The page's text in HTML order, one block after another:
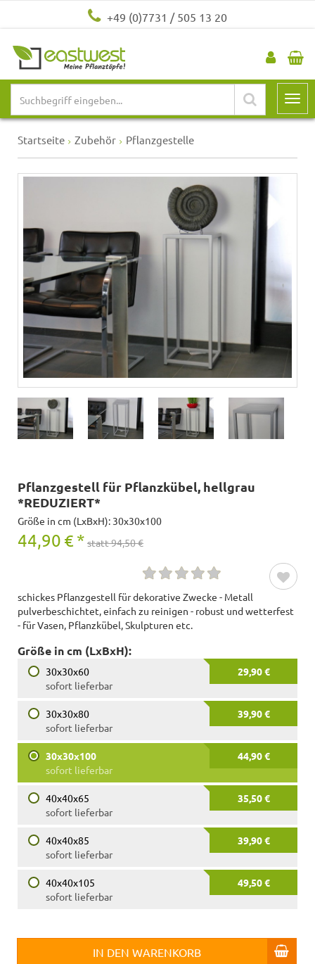
+49 (0)7731 / 505 13 20
Startseite Zubehör Pflanzgestelle
Pflanzgestell für Pflanzkübel, hellgrau
*REDUZIERT*
Größe in cm (LxBxH): 30x30x100
44,90 € * statt 94,50 €
schickes Pflanzgestell für dekorative Zwecke - Metall
pulverbeschichtet, einfach zu reinigen - robust und wetterfest
- für Vasen, Pflanzkübel, Skulpturen etc.
Größe in cm (LxBxH):
30x30x60
29,90 €
sofort lieferbar
30x30x80
39,90 €
sofort lieferbar
30x30x100
44,90 €
sofort lieferbar
40x40x65
35,50 €
sofort lieferbar
40x40x85
39,90 €
sofort lieferbar
40x40x105
49,50 €
sofort lieferbar
IN DEN WARENKORB